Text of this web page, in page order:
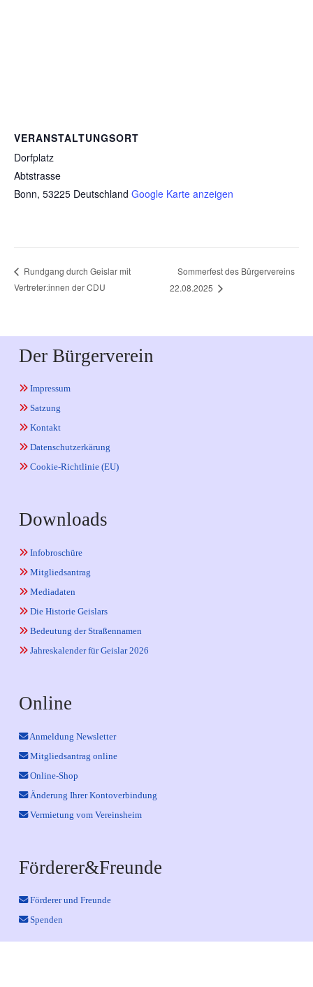
VERANSTALTUNGSORT
Dorfplatz
Abtstrasse
Bonn, 53225 Deutschland Google Karte anzeigen
Rundgang durch Geislar mit
Vertreter:innen der CDU
Sommerfest des Bürgervereins
22.08.2025
Der Bürgerverein
Impressum
Satzung
Kontakt
Datenschutzerkärung
Cookie-Richtlinie (EU)
Downloads
Infobroschüre
Mitgliedsantrag
Mediadaten
Die Historie Geislars
Bedeutung der Straßennamen
Jahreskalender für Geislar 2026
Online
Anmeldung Newsletter
Mitgliedsantrag online
Online-Shop
Änderung Ihrer Kontoverbindung
Vermietung vom Vereinsheim
Förderer&Freunde
Förderer und Freunde
Spenden